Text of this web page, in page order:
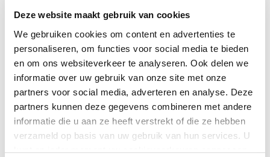
Deze website maakt gebruik van cookies
We gebruiken cookies om content en advertenties te
personaliseren, om functies voor social media te bieden
en om ons websiteverkeer te analyseren. Ook delen we
informatie over uw gebruik van onze site met onze
partners voor social media, adverteren en analyse. Deze
partners kunnen deze gegevens combineren met andere
informatie die u aan ze heeft verstrekt of die ze hebben
verzameld op basis van uw gebruik van hun services. U
kunt op ieder moment uw cookievoorkeuren aanpassen
Set met 10 verschillende magneten (2x rood, 2x